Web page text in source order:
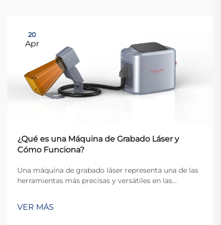
20
Apr
¿Qué es una Máquina de Grabado Láser y
Cómo Funciona?
Una máquina de grabado láser representa una de las
herramientas más precisas y versátiles en las
dispositivos sofisticados utilizan haces de láser
enfocados para marcar, grabar o cortar
VER MÁS